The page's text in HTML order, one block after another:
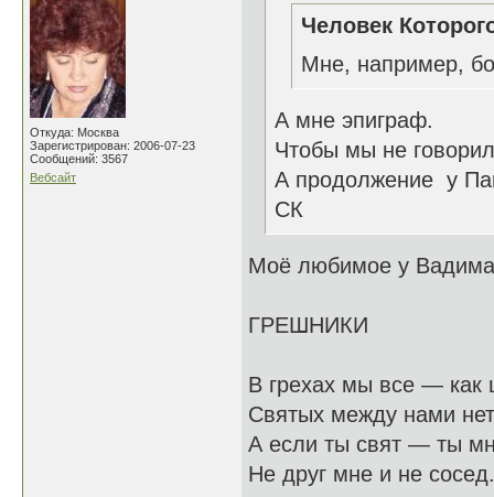
Откуда: Москва
Зарегистрирован: 2006-07-23
Сообщений: 3567
Вебсайт
Человек
Мне, например,
А мне эпиграф.
Чтобы мы не
А продолжение у
СК
Моё любимое у
ГРЕШНИКИ
В грехах мы все — как
Святых между нами
А если ты свят — ты
Не друг мне и не сосед.